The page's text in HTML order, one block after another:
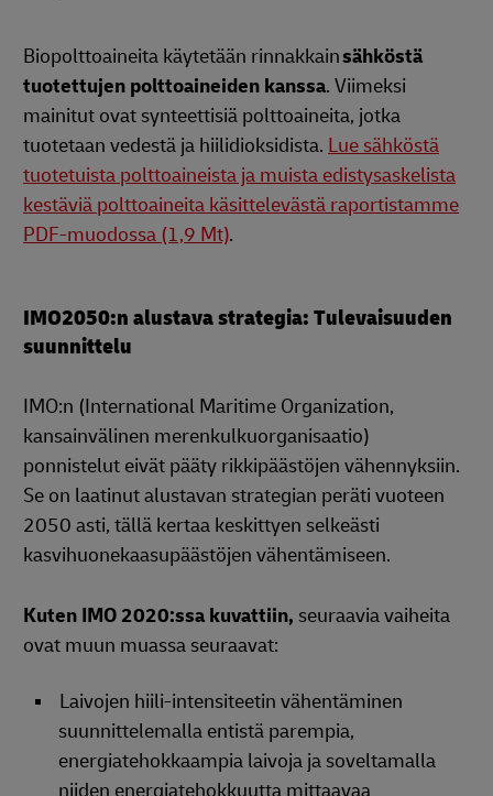
Biopolttoaineita käytetään rinnakkainsähköstä
tuotettujen polttoaineiden kanssa. Viimeksi
mainitut ovat synteettisiä polttoaineita, jotka
tuotetaan vedestä ja hiilidioksidista. Lue sähköstä
tuotetuista polttoaineista ja muista edistysaskelista
kestäviä polttoaineita käsittelevästä raportistamme
PDF-muodossa (1,9 Mt).
IMO2050:n alustava strategia: Tulevaisuuden
suunnittelu
IMO:n (International Maritime Organization,
kansainvälinen merenkulkuorganisaatio)
ponnistelut eivät pääty rikkipäästöjen vähennyksiin.
Se on laatinut alustavan strategian peräti vuoteen
2050 asti, tällä kertaa keskittyen selkeästi
kasvihuonekaasupäästöjen vähentämiseen.
Kuten IMO 2020:ssa kuvattiin, seuraavia vaiheita
ovat muun muassa seuraavat:
Laivojen hiili-intensiteetin vähentäminen
suunnittelemalla entistä parempia,
energiatehokkaampia laivoja ja soveltamalla